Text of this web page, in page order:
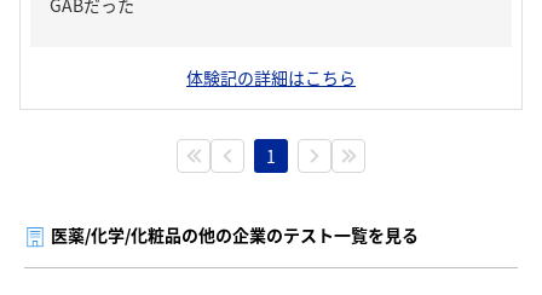
GABだった
体験記の詳細はこちら
1
医薬/化学/化粧品の他の企業のテスト一覧を見る